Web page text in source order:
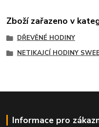
Zboží zařazeno v
DŘEVĚNÉ HODINY
NETIKAJCÍ HODINY
Informace pro